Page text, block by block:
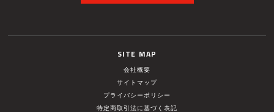
SITE MAP
会社概要
サイトマップ
プライバシーポリシー
特定商取引法に基づく表記